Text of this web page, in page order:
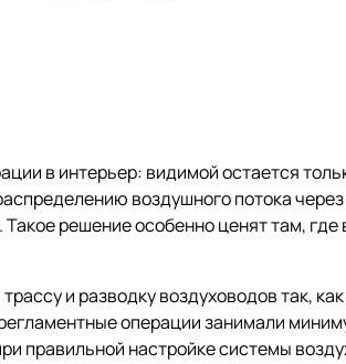
в интерьер: видимой остается
воздушного потока
решение особенно ценят там,
и разводку воздуховодов так,
операции занимали
правильной настройке системы